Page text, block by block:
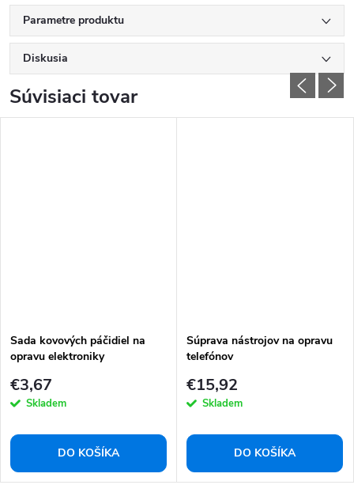
Parametre produktu
Diskusia
Súvisiaci tovar
Sada kovových páčidiel na
opravu elektroniky
€3,67
Skladem
DO KOŠÍKA
Súprava nástrojov na opravu
telefónov
€15,92
Skladem
DO KOŠÍKA